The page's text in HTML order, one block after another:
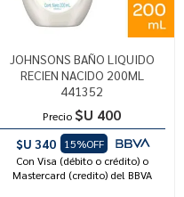
JOHNSONS BAÑO LIQUIDO
RECIEN NACIDO 200ML
441352
Precio $U 400
$U 340
15%OFF
Con Visa (débito o crédito) o
Mastercard (credito) del BBVA